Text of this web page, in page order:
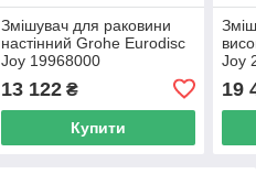
Змішувач для раковини
настінний Grohe Eurodisc
Joy 19968000
13 122₴
Купити
Joy
19